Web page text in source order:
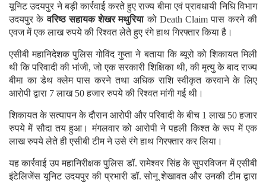
यूनिट उदयपुर ने बड़ी कार्रवाई करते हुए राज्य बीमा एवं प्रावधायी निधि विभाग
उदयपुर केवरिष्ठ सहायक शेखर मथुरियाको Death Claim पास करने की
एवज में एक लाख रुपये की रिश्वत लेते हुए रंगे हाथ गिरफ्तार किया है।
एसीबी महानिदेशक पुलिस गोविंद गुप्ता ने बताया कि ब्यूरो को शिकायत मिली
थी कि परिवादी की भांजी, जो एक सरकारी शिक्षिका थी, की मृत्यु के बाद राज्य
बीमा का डेथ क्लेम पास करने तथा अधिक राशि स्वीकृत करवाने के लिए
आरोपी द्वारा 7 लाख 50 हजार रुपये की रिश्वत मांगी गई थी।
शिकायत के सत्यापन के दौरान आरोपी और परिवादी के बीच 1 लाख 50 हजार
रुपये में सौदा तय हुआ। मंगलवार को आरोपी ने पहली किश्त के रूप में एक
लाख रुपये लेते ही एसीबी टीम ने उसे रंगे हाथ गिरफ्तार कर लिया।
यह कार्रवाई उप महानिरीक्षक पुलिस डॉ. रामेश्वर सिंह के सुपरविजन में एसीबी
इंटेलिजेंस यूनिट उदयपुर की प्रभारी डॉ. सोनू शेखावत और उनकी टीम द्वारा